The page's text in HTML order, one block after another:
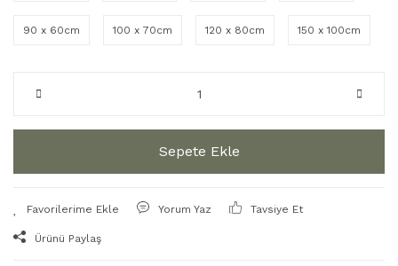
90 x 60cm 100 x 70cm 120 x 80cm 150 x 100cm
Sepete Ekle
Yorum Yaz Tavsiye Et
Ürünü Paylaş